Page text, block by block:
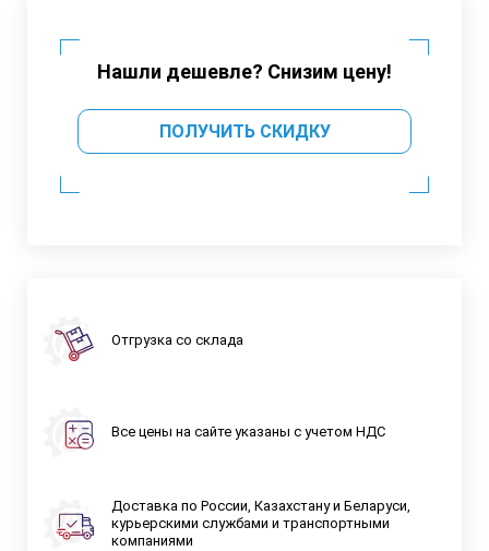
Нашли дешевле? Снизим цену!
ПОЛУЧИТЬ СКИДКУ
Отгрузка со склада
Все цены на сайте указаны с учетом НДС
Доставка по России, Казахстану и Беларуси,
курьерскими службами и транспортными
компаниями